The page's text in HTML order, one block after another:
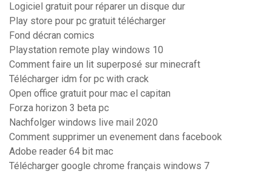
Logiciel gratuit pour réparer un disque dur
Play store pour pc gratuit télécharger
Fond décran comics
Playstation remote play windows 10
Comment faire un lit superposé sur minecraft
Télécharger idm for pc with crack
Open office gratuit pour mac el capitan
Forza horizon 3 beta pc
Nachfolger windows live mail 2020
Comment supprimer un evenement dans facebook
Adobe reader 64 bit mac
Télécharger google chrome français windows 7